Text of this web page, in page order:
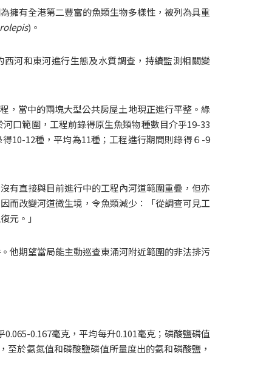
擁有全港第二豐富的魚類生物多樣性，被列為具重
)。
河和東河進行生態及水質調查，持續監測相關變
，當中的兩塊大型公共房屋土地現正進行平整。綠
口範圍，工程前錄得原生魚類物種數目介乎19-33
10-12種，平均為11種；工程進行期間則錄得６-9
有直接與目前進行中的工程內河道範圍重疊，但亦
而改變河道微生境，令魚類減少：「從調查可見工
元。」
他期望當局能主動巡查東涌河附近範圍的非法排污
0.167毫克，平均每升0.101毫克；磷酸鹽磷值
於氨氮值和磷酸鹽磷值所量度出的氨和磷酸鹽，